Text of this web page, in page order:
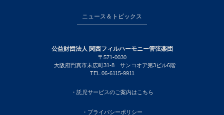
ニュース＆トピックス
公益財団法人 関西フィルハーモニー管弦楽団
〒571-0030
大阪府門真市末広町31-8 サンコオア第3ビル6階
TEL.06-6115-9911
・託児サービスのご案内はこちら
・プライバシーポリシー